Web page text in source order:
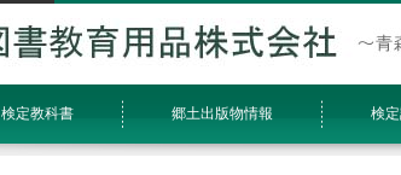
検定教科書 郷土出版物情報 検